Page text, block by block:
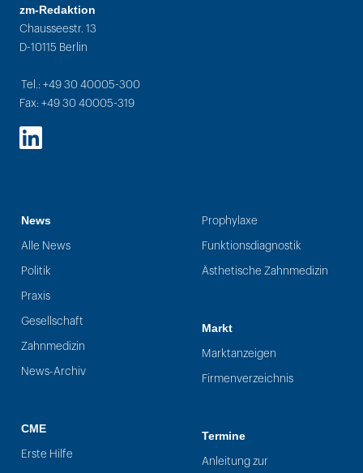
zm-Redaktion
Chausseestr. 13
D-10115 Berlin
Tel.: +49 30 40005-300
Fax: +49 30 40005-319
LinkedIn
News
Alle News
Politik
Praxis
Gesellschaft
Zahnmedizin
News-Archiv
CME
Erste Hilfe
Prophylaxe
Funktionsdiagnostik
Ästhetische Zahnmedizin
Markt
Marktanzeigen
Firmenverzeichnis
Termine
Anleitung zur